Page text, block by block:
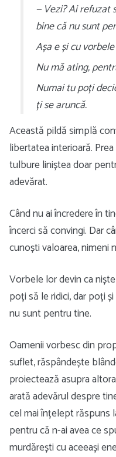
— Vezi? Ai refuzat
bine că nu sunt
Așa e și cu
Nu mă ating,
Numai tu poți
ți se aruncă.
Această pildă simplă
libertatea interioară.
tulbure liniștea doar
adevărat.
Când nu ai încredere în
încerci să convingi. Dar
cunoști valoarea, nimeni
Vorbele lor devin ca
poți să le ridici, dar poți
nu sunt pentru tine.
Oamenii vorbesc din
suflet, răspândește
proiectează asupra
arată adevărul despre
cel mai înțelept răspuns
pentru că n-ai avea ce
murdărești cu aceeași